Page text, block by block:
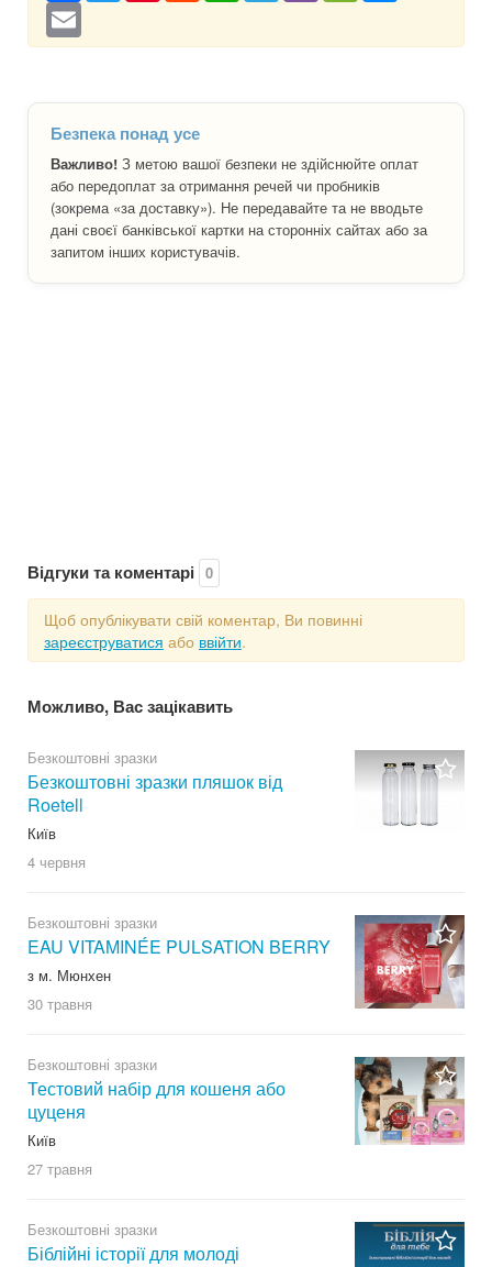
Безпека понад усе
Важливо! З метою вашої безпеки не здійснюйте оплат
або передоплат за отримання речей чи пробників
(зокрема «за доставку»). Не передавайте та не вводьте
дані своєї банківської картки на сторонніх сайтах або за
запитом інших користувачів.
Відгуки та коментарі 0
Щоб опублікувати свій коментар, Ви повинні
зареєструватися або ввійти.
Можливо, Вас зацікавить
Безкоштовні зразки
Безкоштовні зразки пляшок від
Roetell
Київ
4 червня
Безкоштовні зразки
EAU VITAMINÉE PULSATION BERRY
з м. Мюнхен
30 травня
Безкоштовні зразки
Тестовий набір для кошеня або
цуценя
Київ
27 травня
Безкоштовні зразки
Біблійні історії для молоді